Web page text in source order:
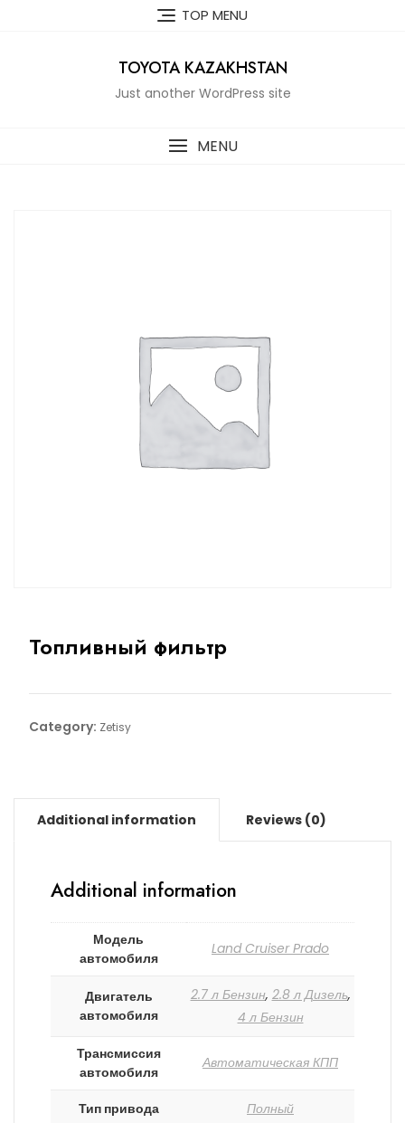
TOP MENU
TOYOTA KAZAKHSTAN
Just another WordPress site
MENU
Топливный фильтр
Category: Zetisy
Additional information Reviews (0)
Additional information
Модель
автомобиля
Land Cruiser Prado
Двигатель
автомобиля
2.7 л Бензин, 2.8 л Дизель,
4 л Бензин
Трансмиссия
автомобиля
Автоматическая КПП
Тип привода Полный